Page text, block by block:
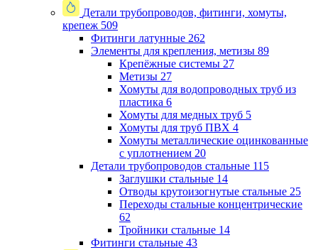
Детали трубопроводов, фитинги, хомуты,
крепеж 509
Фитинги латунные 262
Элементы для крепления, метизы 89
Крепёжные системы 27
Метизы 27
Хомуты для водопроводных труб из
пластика 6
Хомуты для медных труб 5
Хомуты для труб ПВХ 4
Хомуты металлические оцинкованные
с уплотнением 20
Детали трубопроводов стальные 115
Заглушки стальные 14
Отводы крутоизогнутые стальные 25
Переходы стальные концентрические
62
Тройники стальные 14
Фитинги стальные 43